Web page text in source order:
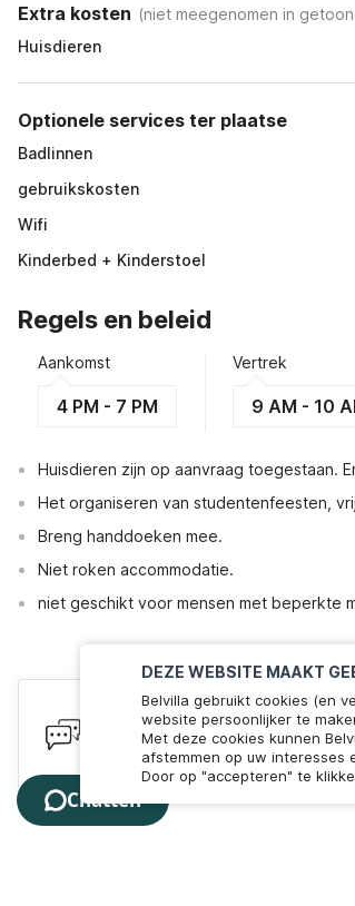
DEZE WEBSITE MAAKT
Belvilla gebruikt cookies (en
website persoonlijker te
Met deze cookies kunnen
afstemmen op uw interesses
Door op "accepteren" te
Extra kosten (niet meegenomen in
Huisdieren
Optionele services ter plaatse
Badlinnen
gebruikskosten
Wifi
Kinderbed + Kinderstoel
Regels en beleid
Aankomst
4 PM - 7 PM
Vertrek
9 AM - 10
Huisdieren zijn op aanvraag toegestaan.
Het organiseren van studentenfeesten,
Breng handdoeken mee.
Niet roken accommodatie.
niet geschikt voor mensen met beperkte
Heb je vragen? Wij
We zijn online! Chat met ons.
Chatten